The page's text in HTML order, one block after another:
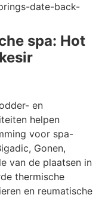
spa: Hot
en
helpen
voor spa-
Gonen,
van de plaatsen in
thermische
en reumatische